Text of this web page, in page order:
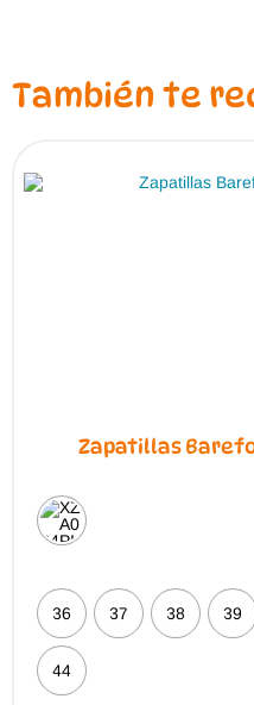
También te
Zapatillas
36 37 38 39
44